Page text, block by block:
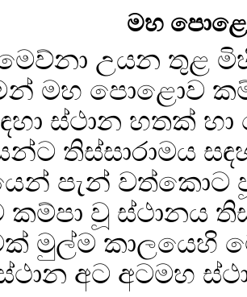
මහ
උයන තුළ
මහ පොළොව
ස්ථාන හතක්
තිස්සාරාමය
පැන් වත්කොට
වූ ස්ථානය
මුල්ම කාලයෙහි
අට අටමහ